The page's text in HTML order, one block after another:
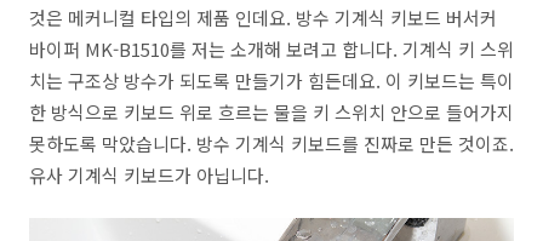
것은 메커니컬 타입의 제품 인데요. 방수 기계식 키보드 버서커
바이퍼 MK-B1510를 저는 소개해 보려고 합니다. 기계식 키 스위
치는 구조상 방수가 되도록 만들기가 힘든데요. 이 키보드는 특이
한 방식으로 키보드 위로 흐르는 물을 키 스위치 안으로 들어가지
못하도록 막았습니다. 방수 기계식 키보드를 진짜로 만든 것이죠.
유사 기계식 키보드가 아닙니다.